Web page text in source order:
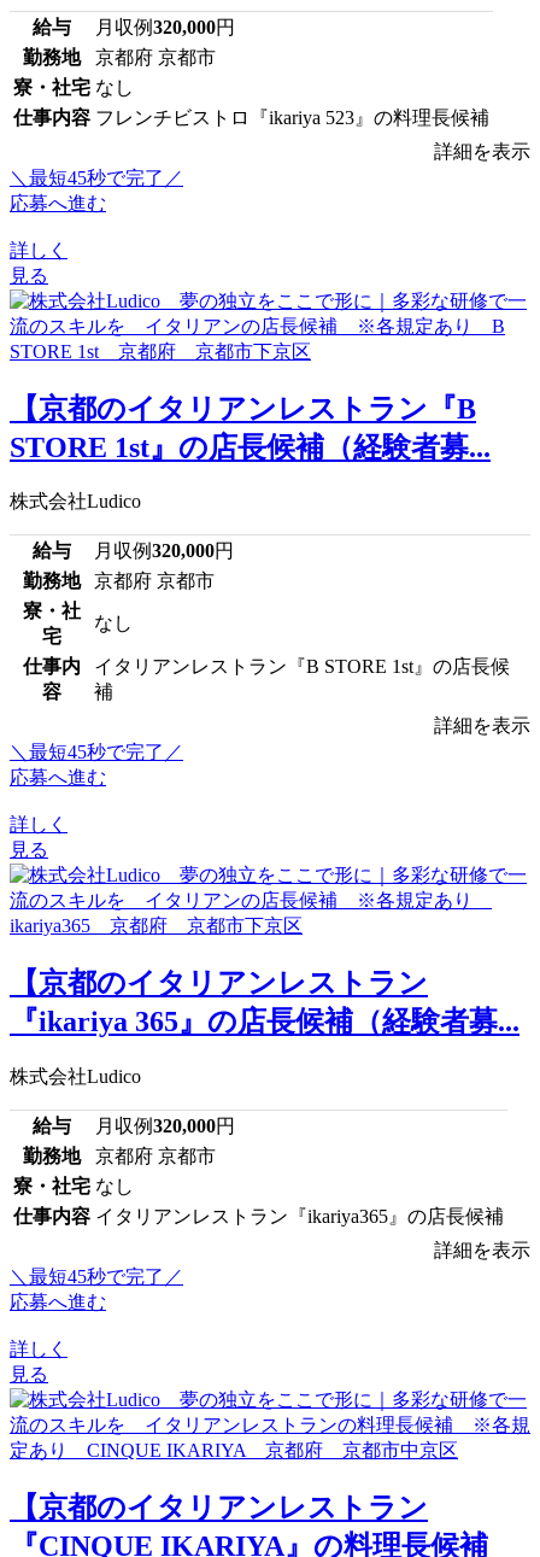
給与 月収例320,000円
勤務地
京都府 京都市
寮・社宅 なし
仕事内容 フレンチビストロ『ikariya 523』の料理長候補
詳細を表示
＼最短45秒で完了／
応募へ進む
詳しく
見る
【京都のイタリアンレストラン『B
STORE 1st』の店長候補（経験者募...
株式会社Ludico
給与 月収例320,000円
勤務地
京都府 京都市
寮・社
宅
なし
仕事内
容
イタリアンレストラン『B STORE 1st』の店長候
補
詳細を表示
＼最短45秒で完了／
応募へ進む
詳しく
見る
【京都のイタリアンレストラン
『ikariya 365』の店長候補（経験者募...
株式会社Ludico
給与 月収例320,000円
勤務地
京都府 京都市
寮・社宅 なし
仕事内容 イタリアンレストラン『ikariya365』の店長候補
詳細を表示
＼最短45秒で完了／
応募へ進む
詳しく
見る
【京都のイタリアンレストラン
『CINQUE IKARIYA』の料理長候補